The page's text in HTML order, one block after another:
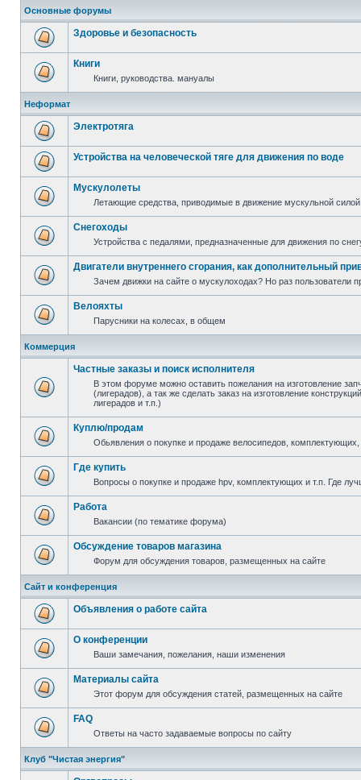
Основные форумы
Здоровье и безопасность
Книги
Книги, руководства. мануалы
Неформат
Электротяга
Устройства на человеческой тяге для движения по воде
Мускулолеты
Летающие средства, приводимые в движение мускульной силой
Снегоходы
Устройства с педалями, предназначенные для движения по
Двигатели внутреннего сгорания, как дополнительный
Зачем движки на сайте о мускулоходах? Но раз пользователи
Велояхты
Парусники на колесах, в общем
Коммерция
Частные заказы и поиск исполнителя
В этом форуме можно оставить пожелания на изготовление
(лигерадов), а так же сделать заказ на изготовление
лигерадов и т.п.)
Куплю/продам
Обьявления о покупке и продаже велосипедов,
Где купить
Вопросы о покупке и продаже hpv, комплектующих и т.п. Где
Работа
Вакансии (по тематике форума)
Обсуждение товаров магазина
Форум для обсуждения товаров, размещенных на сайте
Сайт и конференция
Объявления о работе сайта
О конференции
Ваши замечания, пожелания, наши изменения
Материалы сайта
Этот форум для обсуждения статей, размещенных на сайте
FAQ
Ответы на часто задаваемые вопросы по сайту
Клуб "Чистая энергия"